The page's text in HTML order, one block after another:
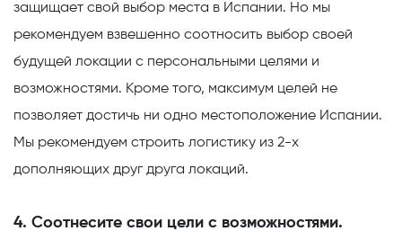
защищает свой выбор места в Испании. Но мы
рекомендуем взвешенно соотносить выбор своей
будущей локации с персональными целями и
возможностями. Кроме того, максимум целей не
позволяет достичь ни одно местоположение Испании.
Мы рекомендуем строить логистику из 2-х
дополняющих друг друга локаций.
4. Соотнесите свои цели с возможностями.